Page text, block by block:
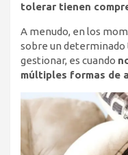
tolerar tienen
A menudo, en los
sobre un
gestionar, es cuando
múltiples formas de